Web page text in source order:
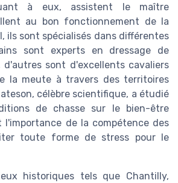
à eux, assistent le maître
au bon fonctionnement de la
ils sont spécialisés dans différentes
sont experts en dressage de
d'autres sont d'excellents cavaliers
la meute à travers des territoires
célèbre scientifique, a étudié
de chasse sur le bien-être
l'importance de la compétence des
toute forme de stress pour le
historiques tels que Chantilly,